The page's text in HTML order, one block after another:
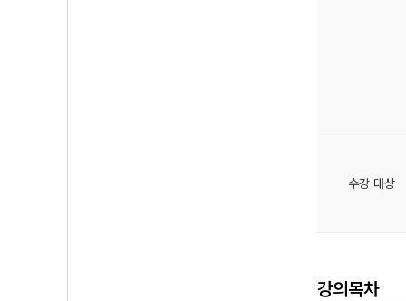
수강 대상
강의목차